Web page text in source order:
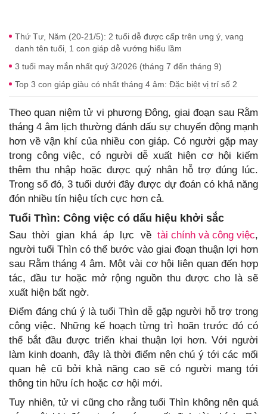
Thứ Tư, Năm (20-21/5): 2 tuổi dễ được cấp trên ưng ý, vang
danh tên tuổi, 1 con giáp dễ vướng hiểu lầm
3 tuổi may mắn nhất quý 3/2026 (tháng 7 đến tháng 9)
Top 3 con giáp giàu có nhất tháng 4 âm: Đặc biệt vị trí số 2
Theo quan niệm tử vi phương Đông, giai đoạn sau Rằm
tháng 4 âm lịch thường đánh dấu sự chuyển động mạnh
hơn về vận khí của nhiều con giáp. Có người gặp may
trong công việc, có người dễ xuất hiện cơ hội kiếm
thêm thu nhập hoặc được quý nhân hỗ trợ đúng lúc.
Trong số đó, 3 tuổi dưới đây được dự đoán có khả năng
đón nhiều tín hiệu tích cực hơn cả.
Tuổi Thìn: Công việc có dấu hiệu khởi sắc
Sau thời gian khá áp lực về tài chính và công việc,
người tuổi Thìn có thể bước vào giai đoạn thuận lợi hơn
sau Rằm tháng 4 âm. Một vài cơ hội liên quan đến hợp
tác, đầu tư hoặc mở rộng nguồn thu được cho là sẽ
xuất hiện bất ngờ.
Điểm đáng chú ý là tuổi Thìn dễ gặp người hỗ trợ trong
công việc. Những kế hoạch từng trì hoãn trước đó có
thể bắt đầu được triển khai thuận lợi hơn. Với người
làm kinh doanh, đây là thời điểm nên chú ý tới các mối
quan hệ cũ bởi khả năng cao sẽ có người mang tới
thông tin hữu ích hoặc cơ hội mới.
Tuy nhiên, tử vi cũng cho rằng tuổi Thìn không nên quá